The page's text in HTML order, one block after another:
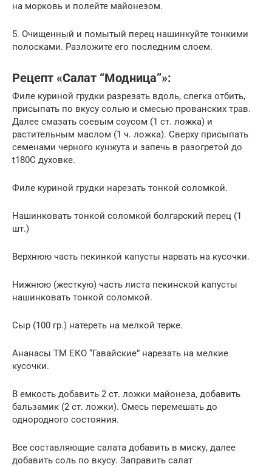
на морковь и полейте майонезом.
5. Очищенный и помытый перец нашинкуйте тонкими
полосками. Разложите его последним слоем.
Рецепт «Салат “Модница”»:
Филе куриной грудки разрезать вдоль, слегка отбить,
присыпать по вкусу солью и смесью прованских трав.
Далее смазать соевым соусом (1 ст. ложка) и
растительным маслом (1 ч. ложка). Сверху присыпать
семенами черного кунжута и запечь в разогретой до
t180С духовке.
Филе куриной грудки нарезать тонкой соломкой.
Нашинковать тонкой соломкой болгарский перец (1
шт.)
Верхнюю часть пекинкой капусты нарвать на кусочки.
Нижнюю (жесткую) часть листа пекинской капусты
нашинковать тонкой соломкой.
Сыр (100 гр.) натереть на мелкой терке.
Ананасы ТМ ЕКО “Гавайские” нарезать на мелкие
кусочки.
В емкость добавить 2 ст. ложки майонеза, добавить
бальзамик (2 ст. ложки). Смесь перемешать до
однородного состояния.
Все составляющие салата добавить в миску, далее
добавить соль по вкусу. Заправить салат